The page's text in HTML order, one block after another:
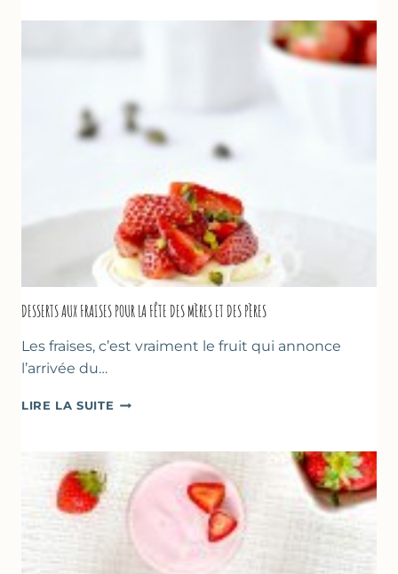
FRAISES
DESSERTS AUX FRAISES POUR LA FÊTE DES MÈRES ET DES PÈRES
Les fraises, c’est vraiment le fruit qui annonce
l’arrivée du…
LIRE LA SUITE DESSERTS
POUR
FÊTE
DES